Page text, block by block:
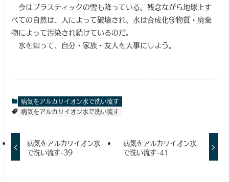
今はプラスティックの雪も降っている。残念ながら地球上す
べての自然は、人によって破壊され、水は合成化学物質・廃棄
物によって汚染され続けているのだ。
水を知って、自分・家族・友人を大事にしよう。
病気をアルカリイオン水で洗い流す
病気をアルカリイオン水で洗い流す
病気をアルカリイオン水
で洗い流す-39
病気をアルカリイオン水
で洗い流す-41